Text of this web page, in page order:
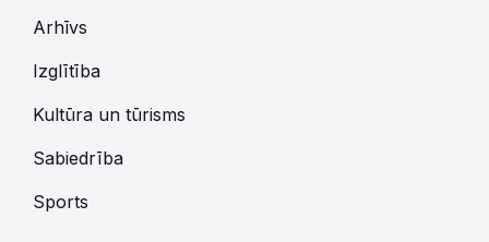
Arhīvs
Izglītība
Kultūra un tūrisms
Sabiedrība
Sports